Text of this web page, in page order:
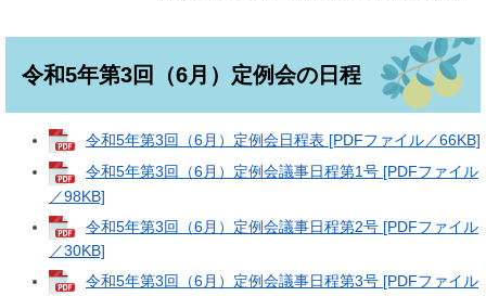
令和5年第3回（6月）定例会の日程
令和5年第3回（6月）定例会日程表 [PDFファイル／66KB]
令和5年第3回（6月）定例会議事日程第1号 [PDFファイル
／98KB]
令和5年第3回（6月）定例会議事日程第2号 [PDFファイル
／30KB]
令和5年第3回（6月）定例会議事日程第3号 [PDFファイル